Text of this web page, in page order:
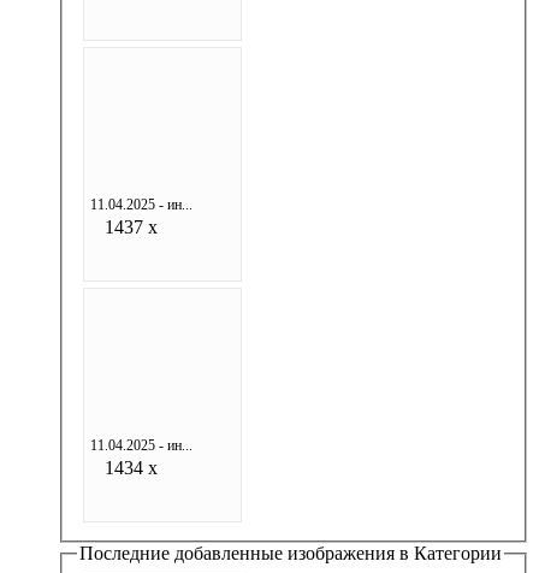
11.04.2025 - ин...
1437 x
11.04.2025 - ин...
1434 x
Последние добавленные изображения в Категории